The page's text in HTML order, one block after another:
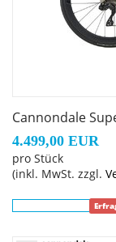
Cannondale
4.499,00 EUR
pro Stück
(inkl. MwSt. zzgl.